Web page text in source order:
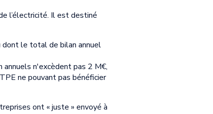
l’électricité. Il est destiné
dont le total de bilan annuel
n'excèdent pas 2 M€,
ne pouvant pas bénéficier
ont « juste » envoyé à